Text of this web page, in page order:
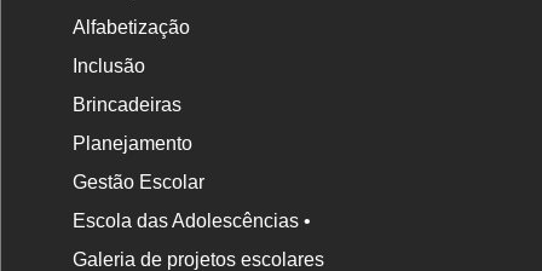
Alfabetização
Inclusão
Brincadeiras
Planejamento
Gestão Escolar
Escola das Adolescências •
Galeria de projetos escolares